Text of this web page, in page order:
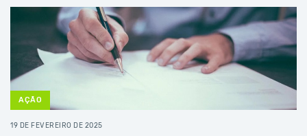
AÇÃO
19 DE FEVEREIRO DE 2025